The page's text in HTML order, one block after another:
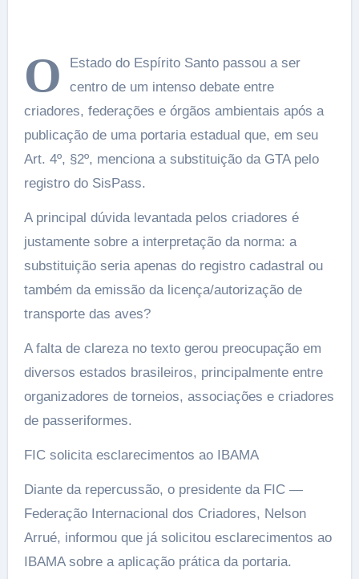
O
Estado do Espírito Santo passou a ser
centro de um intenso debate entre
criadores, federações e órgãos ambientais após a
publicação de uma portaria estadual que, em seu
Art. 4º, §2º, menciona a substituição da GTA pelo
registro do SisPass.
A principal dúvida levantada pelos criadores é
justamente sobre a interpretação da norma: a
substituição seria apenas do registro cadastral ou
também da emissão da licença/autorização de
transporte das aves?
A falta de clareza no texto gerou preocupação em
diversos estados brasileiros, principalmente entre
organizadores de torneios, associações e criadores
de passeriformes.
FIC solicita esclarecimentos ao IBAMA
Diante da repercussão, o presidente da FIC —
Federação Internacional dos Criadores, Nelson
Arrué, informou que já solicitou esclarecimentos ao
IBAMA sobre a aplicação prática da portaria.